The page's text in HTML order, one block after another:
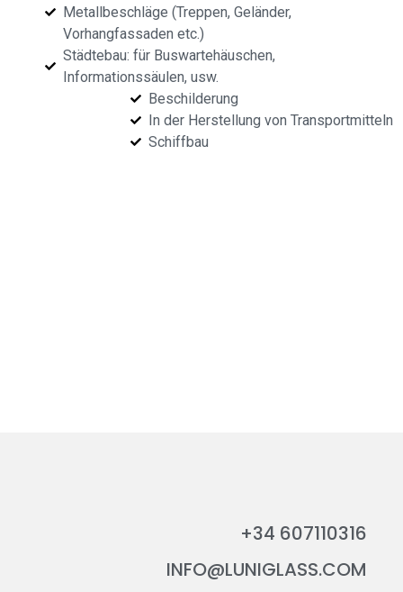
Metallbeschläge (Treppen, Geländer,
Vorhangfassaden etc.)
Städtebau: für Buswartehäuschen,
Informationssäulen, usw.
Beschilderung
In der Herstellung von Transportmitteln
Schiffbau
+34 607110316
INFO@LUNIGLASS.COM